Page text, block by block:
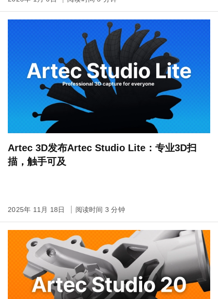
Artec 3D发布Artec Studio Lite：专业3D扫
描，触手可及
2025年 11月 18日 阅读时间 3 分钟